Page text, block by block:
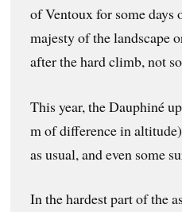
of Ventoux for some days
majesty of the landscape
after the hard climb, not
This year, the Dauphiné
m of difference in
as usual, and even some
In the hardest part of the